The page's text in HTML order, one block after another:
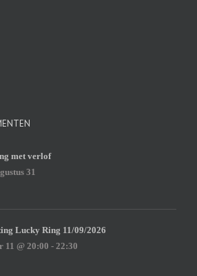
met verlof
31
Lucky Ring 11/09/2026
11 @ 20:00 - 22:30